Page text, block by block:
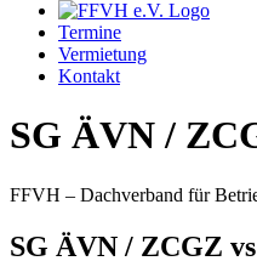
Termine
Vermietung
Kontakt
SG ÄVN /
FFVH – Dachverband für
SG ÄVN / ZCGZ